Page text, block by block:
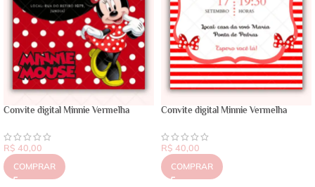
Convite digital Minnie Vermelha
R$ 40,00
COMPRAR
Convite digital Minnie Vermelha
R$ 40,00
COMPRAR